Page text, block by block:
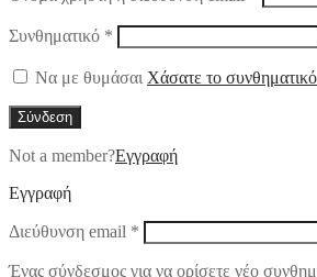
Συνθηματικό * Απαιτείται
Να με θυμάσαι Χάσατε το
Σύνδεση
Not a member?Εγγραφή
Εγγραφή
Διεύθυνση email * Απαιτείται
Ένας σύνδεσμος για να ορίσετε νέο